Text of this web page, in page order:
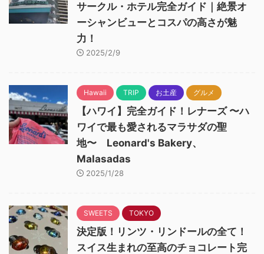
サークル・ホテル完全ガイド｜絶景オ
ーシャンビューとコスパの高さが魅
力！
2025/2/9
Hawaii TRIP お土産 グルメ
【ハワイ】完全ガイド！レナーズ 〜ハ
ワイで最も愛されるマラサダの聖
地〜 Leonard's Bakery、
Malasadas
2025/1/28
SWEETS TOKYO
決定版！リンツ・リンドールの全て！
スイス生まれの至高のチョコレート完